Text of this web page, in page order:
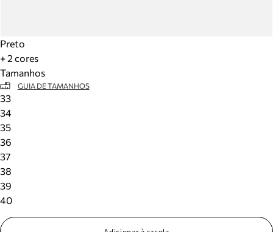
Preto
+ 2 cores
Tamanhos
GUIA DE TAMANHOS
33
34
35
36
37
38
39
40